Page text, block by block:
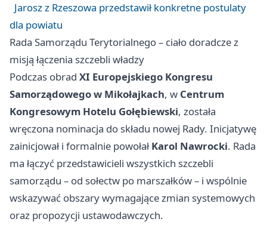
Jarosz z Rzeszowa przedstawił konkretne postulaty
dla powiatu
Rada Samorządu Terytorialnego – ciało doradcze z
misją łączenia szczebli władzy
Podczas obrad XI Europejskiego Kongresu
Samorządowego w Mikołajkach, w Centrum
Kongresowym Hotelu Gołębiewski, została
wręczona nominacja do składu nowej Rady. Inicjatywę
zainicjował i formalnie powołałKarol Nawrocki. Rada
ma łączyć przedstawicieli wszystkich szczebli
samorządu – od sołectw po marszałków – i wspólnie
wskazywać obszary wymagające zmian systemowych
oraz propozycji ustawodawczych.